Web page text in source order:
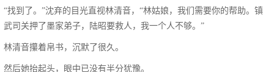
“找到了。”沈弃的目光直视林清音，“林姑娘，我们需要你的帮助。镇
武司关押了墨家弟子，陆昭要救人，我一个人不够。”
林清音攥着帛书，沉默了很久。
然后她抬起头，眼中已没有半分犹豫。